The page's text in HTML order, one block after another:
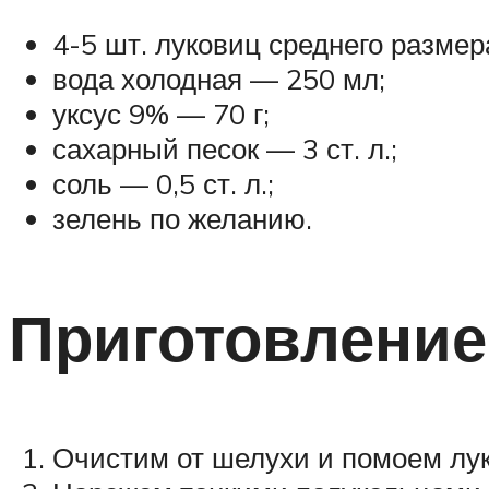
4-5 шт. луковиц среднего
вода холодная — 250 мл;
уксус 9% — 70 г;
сахарный песок — 3 ст. л.;
соль — 0,5 ст. л.;
зелень по желанию.
Очистим от шелухи и помоем